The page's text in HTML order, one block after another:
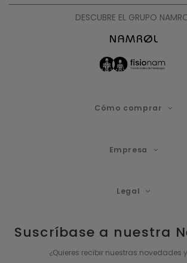
DESCUBRE EL GRUPO
Cómo comprar
Empresa
Legal
Suscríbase a nuestra
¿Quieres recibir nuestras novedades